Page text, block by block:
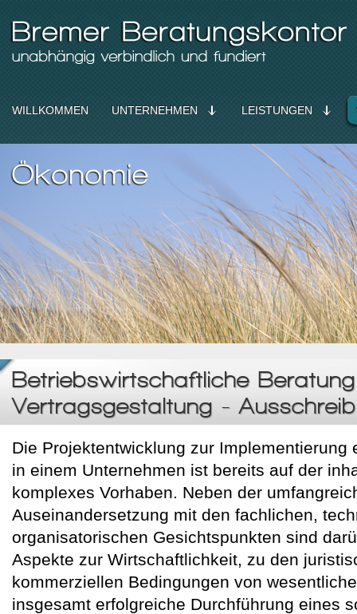
WILLKOMMEN UNTERNEHMEN LEISTUNGEN
Betriebswirtschaftliche
Vertragsgestaltung -
Die Projektentwicklung zur Implementierung
in einem Unternehmen ist bereits auf der
komplexes Vorhaben. Neben der
Auseinandersetzung mit den fachlichen,
organisatorischen Gesichtspunkten sind
Aspekte zur Wirtschaftlichkeit, zu den
kommerziellen Bedingungen von
insgesamt erfolgreiche Durchführung eines